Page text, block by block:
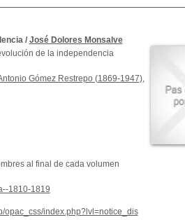
/ José Dolores Monsalve
de la independencia
Gómez Restrepo (1869-1947),
al final de cada volumen
1810-1819
opac_css/index.php?lvl=notice_dis